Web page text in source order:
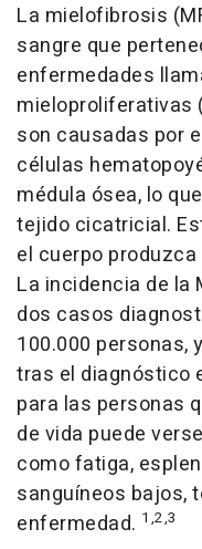
La mielofibrosis
sangre que
enfermedades
mieloproliferativas
son causadas por
células
médula ósea, lo
tejido cicatricial.
el cuerpo
La incidencia de la
dos casos
100.000 personas,
tras el diagnóstico
para las personas
de vida puede
como fatiga,
sanguíneos bajos,
enfermedad. 1,2,3